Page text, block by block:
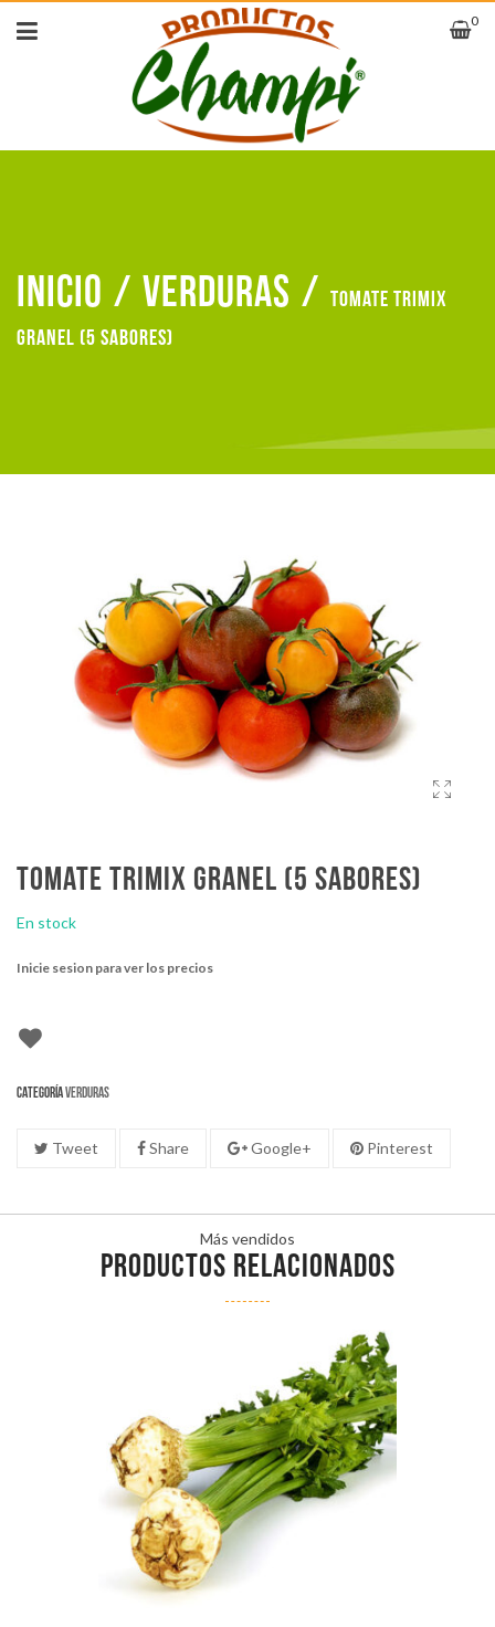
0
Inicio / Verduras / Tomate trimix
granel (5 sabores)
Tomate trimix granel (5 sabores)
En stock
Inicie sesion para ver los precios
CategoríaVerduras
Tweet Share Google+ Pinterest
Más vendidos
PRODUCTOS RELACIONADOS